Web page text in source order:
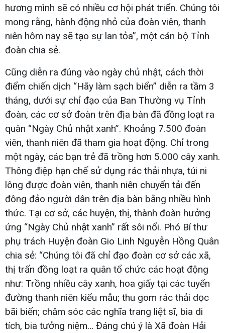
hương mình sẽ có nhiều cơ hội phát triển. Chúng tôi
mong rằng, hành động nhỏ của đoàn viên, thanh
niên hôm nay sẽ tạo sự lan tỏa”, một cán bộ Tỉnh
đoàn chia sẻ.
Cũng diễn ra đúng vào ngày chủ nhật, cách thời
điểm chiến dịch “Hãy làm sạch biển” diễn ra tầm 3
tháng, dưới sự chỉ đạo của Ban Thường vụ Tỉnh
đoàn, các cơ sở đoàn trên địa bàn đã đồng loạt ra
quân “Ngày Chủ nhật xanh”. Khoảng 7.500 đoàn
viên, thanh niên đã tham gia hoạt động. Chỉ trong
một ngày, các bạn trẻ đã trồng hơn 5.000 cây xanh.
Thông điệp hạn chế sử dụng rác thải nhựa, túi ni
lông được đoàn viên, thanh niên chuyển tải đến
đông đảo người dân trên địa bàn bằng nhiều hình
thức. Tại cơ sở, các huyện, thị, thành đoàn hưởng
ứng “Ngày Chủ nhật xanh” rất sôi nổi. Phó Bí thư
phụ trách Huyện đoàn Gio Linh Nguyễn Hồng Quân
chia sẻ: “Chúng tôi đã chỉ đạo đoàn cơ sở các xã,
thị trấn đồng loạt ra quân tổ chức các hoạt động
như: Trồng nhiều cây xanh, hoa giấy tại các tuyến
đường thanh niên kiểu mẫu; thu gom rác thải dọc
bãi biển; chăm sóc các nghĩa trang liệt sĩ, bia di
tích, bia tưởng niệm… Đáng chú ý là Xã đoàn Hải